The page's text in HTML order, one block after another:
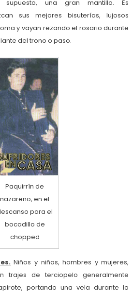
supuesto, una gran mantilla. Es
sus mejores bisuterías, lujosos
y vayan rezando el rosario durante
del trono o paso.
Paquirrín de
nazareno, en el
para el
bocadillo de
chopped
Niños y niñas, hombres y mujeres,
trajes de terciopelo generalmente
portando una vela durante la